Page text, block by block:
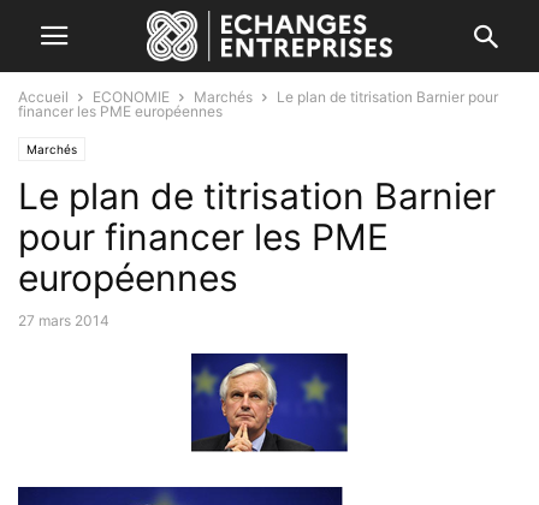
Accueil ECONOMIE Marchés
Le plan de titrisation Barnier pour
financer les PME européennes
Marchés
Le plan de titrisation Barnier
pour financer les PME
européennes
27 mars 2014